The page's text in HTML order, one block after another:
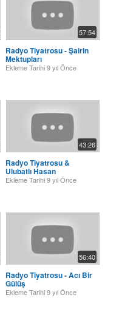
57:54
Radyo Tiyatrosu - Şairin
Mektupları
Ekleme Tarihi9 yıl Önce
43:26
Radyo Tiyatrosu &
Ulubatlı Hasan
Ekleme Tarihi9 yıl Önce
56:40
Radyo Tiyatrosu - Acı Bir
Gülüş
Ekleme Tarihi9 yıl Önce